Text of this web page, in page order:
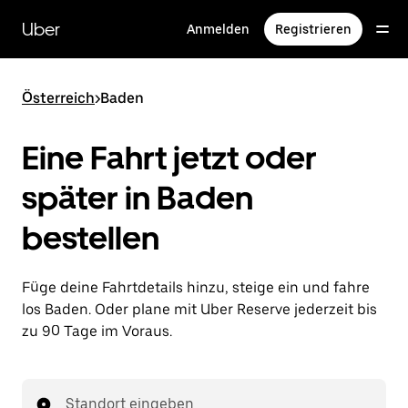
zum
Hauptinhalt
Uber Anmelden Registrieren
Österreich>Baden
Eine Fahrt jetzt oder
später in Baden
bestellen
Füge deine Fahrtdetails hinzu, steige ein und fahre
los Baden. Oder plane mit Uber Reserve jederzeit bis
zu 90 Tage im Voraus.
Standort eingeben